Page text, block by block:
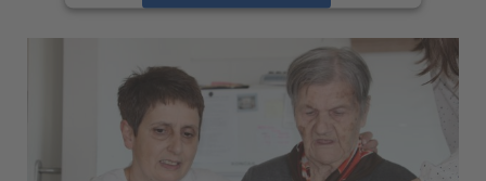
Management Platform